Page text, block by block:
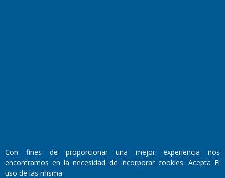
Director Periodístico:
Walter René Goñi
Con fines de proporcionar una mejor experiencia nos
encontramos en la necesidad de incorporar cookies. Acepta El
uso de las misma